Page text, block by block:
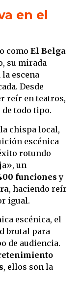
en el
como El Belga
su mirada
escena
Desde
reír en teatros,
todo tipo.
chispa local,
escénica
rotundo
un
funciones y
, haciendo reír
igual.
escénica, el
brutal para
de audiencia.
, ellos son la